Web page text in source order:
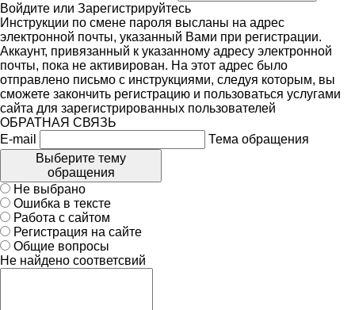
Войдите или Зарегистрируйтесь
Инструкции по смене пароля высланы на адрес
электронной почты, указанный Вами при регистрации.
Аккаунт, привязанный к указанному адресу электронной
почты, пока не активирован. На этот адрес было
отправлено письмо с инструкциями, следуя которым, вы
сможете закончить регистрацию и пользоваться услугами
сайта для зарегистрированных пользователей
ОБРАТНАЯ СВЯЗЬ
E-mail
Тема обращения
Выберите тему
обращения
Не выбрано
Ошибка в тексте
Работа с сайтом
Регистрация на сайте
Общие вопросы
Не найдено соответсвий